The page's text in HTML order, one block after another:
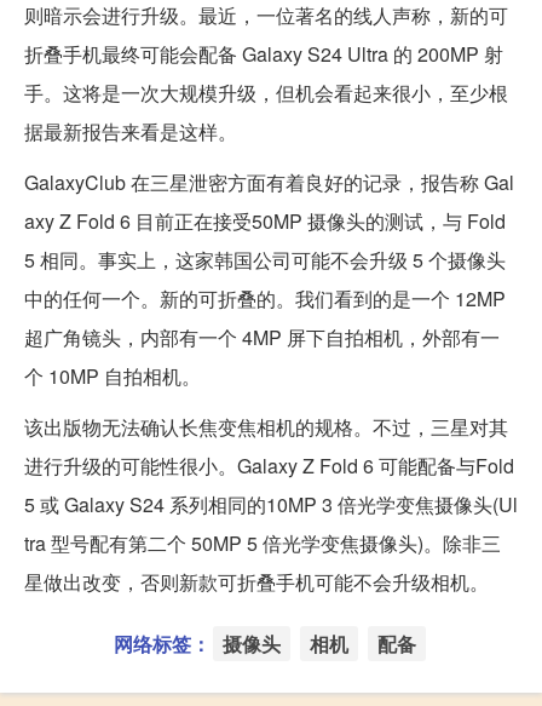
则暗示会进行升级。最近，一位著名的线人声称，新的可
折叠手机最终可能会配备 Galaxy S24 Ultra 的 200MP 射
手。这将是一次大规模升级，但机会看起来很小，至少根
据最新报告来看是这样。
GalaxyClub 在三星泄密方面有着良好的记录，报告称 Gal
axy Z Fold 6 目前正在接受50MP 摄像头的测试，与 Fold
5 相同。事实上，这家韩国公司可能不会升级 5 个摄像头
中的任何一个。新的可折叠的。我们看到的是一个 12MP
超广角镜头，内部有一个 4MP 屏下自拍相机，外部有一
个 10MP 自拍相机。
该出版物无法确认长焦变焦相机的规格。不过，三星对其
进行升级的可能性很小。Galaxy Z Fold 6 可能配备与Fold
5 或 Galaxy S24 系列相同的10MP 3 倍光学变焦摄像头(Ul
tra 型号配有第二个 50MP 5 倍光学变焦摄像头)。除非三
星做出改变，否则新款可折叠手机可能不会升级相机。
网络标签： 摄像头 相机 配备